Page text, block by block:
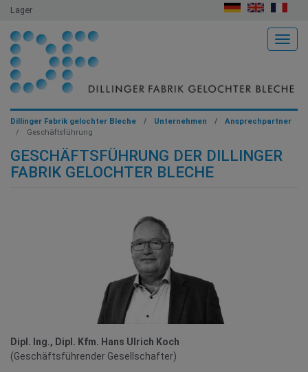
Lager
Dillinger Fabrik gelochter Bleche Unternehmen
Ansprechpartner
Geschäftsführung
GESCHÄFTSFÜHRUNG DER DILLINGER
FABRIK GELOCHTER BLECHE
Dipl. Ing., Dipl. Kfm. Hans Ulrich Koch
(Geschäftsführender Gesellschafter)